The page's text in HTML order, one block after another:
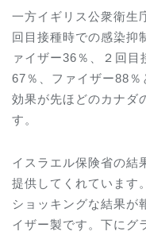
一方イギリス公衆衛生
回目接種時での感染抑
ァイザー36 ％、２回目
67 ％、ファイザー88
効果が先ほどのカナダ
す。
イスラエル保険省の結
提供してくれています
ショッキングな結果が
イザー製です。下にグ